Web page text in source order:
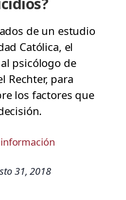
de un estudio
Católica, el
psicólogo de
Rechter, para
los factores que
31, 2018